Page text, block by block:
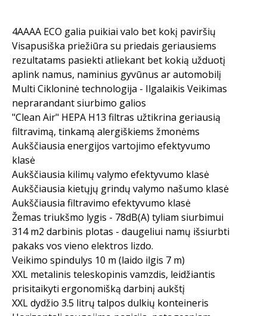
4AAAA ECO galia puikiai valo bet kokį paviršių
Visapusiška priežiūra su priedais geriausiems
rezultatams pasiekti atliekant bet kokią užduotį
aplink namus, naminius gyvūnus ar automobilį
Multi Cikloninė technologija - Ilgalaikis Veikimas
neprarandant siurbimo galios
"Clean Air" HEPA H13 filtras užtikrina geriausią
filtravimą, tinkamą alergiškiems žmonėms
Aukščiausia energijos vartojimo efektyvumo
klasė
Aukščiausia kilimų valymo efektyvumo klasė
Aukščiausia kietųjų grindų valymo našumo klasė
Aukščiausia filtravimo efektyvumo klasė
Žemas triukšmo lygis - 78dB(A) tyliam siurbimui
314 m2 darbinis plotas - daugeliui namų išsiurbti
pakaks vos vieno elektros lizdo.
Veikimo spindulys 10 m (laido ilgis 7 m)
XXL metalinis teleskopinis vamzdis, leidžiantis
prisitaikyti ergonomišką darbinį aukštį
XXL dydžio 3.5 litrų talpos dulkių konteineris